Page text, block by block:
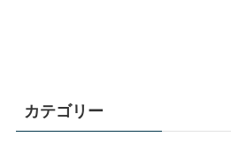
カテゴリー